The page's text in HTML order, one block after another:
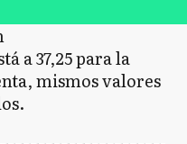
a 37,25 para la
mismos valores